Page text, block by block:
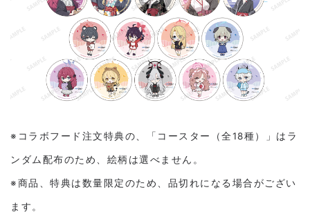
※コラボフード注文特典の、「コースター（全18種）」はラ
ンダム配布のため、絵柄は選べません。
※商品、特典は数量限定のため、品切れになる場合がござい
ます。